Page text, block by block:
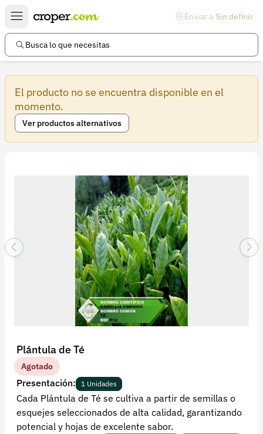
Enviar a Sin definir
Busca lo que necesitas
El producto no se encuentra disponible en el
momento.
Ver productos alternativos
Plántula de Té
Agotado
Presentación: 1 Unidades
Cada Plántula de Té se cultiva a partir de semillas o
esquejes seleccionados de alta calidad, garantizando
potencial y hojas de excelente sabor.
Enlaces de interés
Preguntas frecuentes
Ayuda
Información legal
Términos y condiciones
Política de privacidad
Registrarse
Recuperar contraseña
contacto@croper.com
© 2026 Croper.com Todos los derechos reservados
Versión 5.45.0
Síguenos